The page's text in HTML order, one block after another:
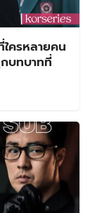
ใครหลายคน
บทบาทที่